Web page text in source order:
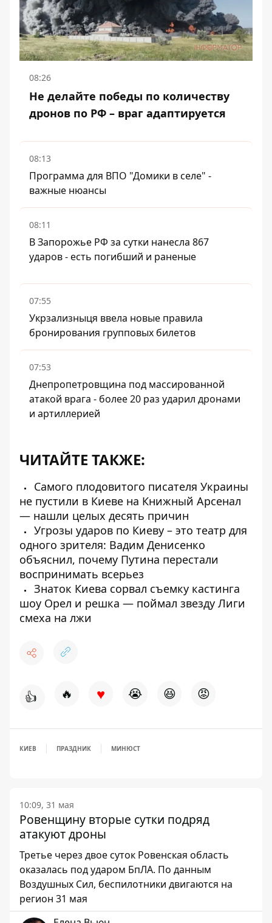
08:26
Не делайте победы по количеству
дронов по РФ – враг адаптируется
08:13
Программа для ВПО "Домики в селе" -
важные нюансы
08:11
В Запорожье РФ за сутки нанесла 867
ударов - есть погибший и раненые
07:55
Укрзализныця ввела новые правила
бронирования групповых билетов
07:53
Днепропетровщина под массированной
атакой врага - более 20 раз ударил дронами
и артиллерией
ЧИТАЙТЕ ТАКЖЕ:
Самого плодовитого писателя Украины
не пустили в Киеве на Книжный Арсенал
— нашли целых десять причин
Угрозы ударов по Киеву – это театр для
одного зрителя: Вадим Денисенко
объяснил, почему Путина перестали
воспринимать всерьез
Знаток Киева сорвал съемку кастинга
шоу Орел и решка — поймал звезду Лиги
смеха на лжи
👍 🔥 ♥ 😭 😆 😡
КИЕВ ПРАЗДНИК МИНЮСТ
10:09, 31 мая
Ровенщину вторые сутки подряд
атакуют дроны
Третье через двое суток Ровенская область
оказалась под ударом БпЛА. По данным
Воздушных Сил, беспилотники двигаются на
регион 31 мая